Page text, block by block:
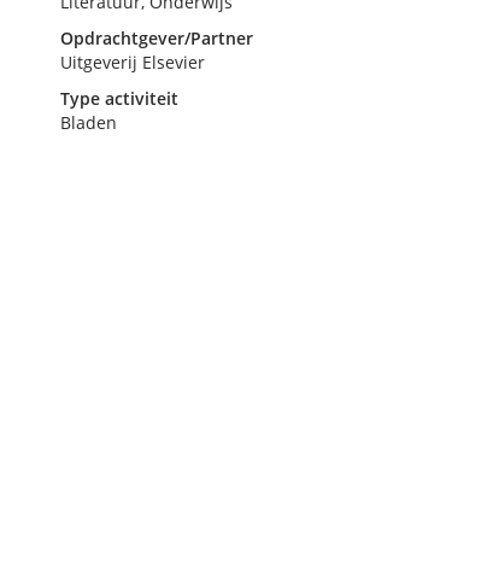
Opdrachtgever/Partner
Uitgeverij Elsevier
Type activiteit
Bladen